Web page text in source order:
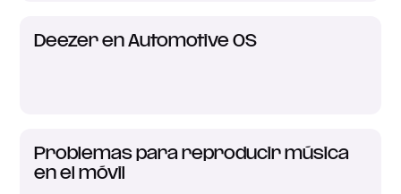
Deezer en Automotive OS
Problemas para reproducir música
en el móvil